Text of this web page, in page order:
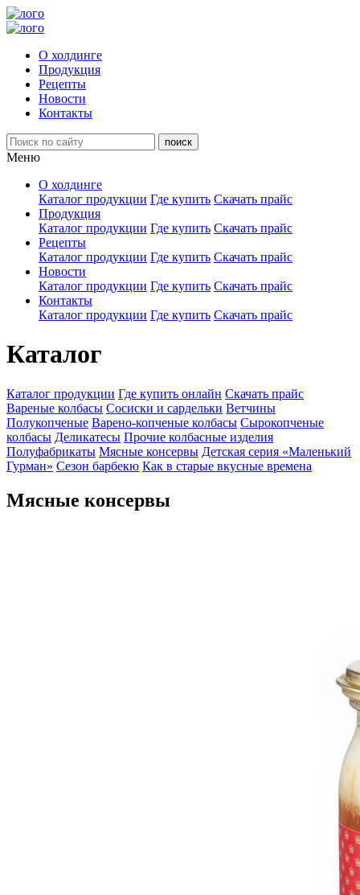
О холдинге
Продукция
Рецепты
Новости
Контакты
Меню
О холдинге
Каталог продукции Где купить Скачать прайс
Продукция
Каталог продукции Где купить Скачать прайс
Рецепты
Каталог продукции Где купить Скачать прайс
Новости
Каталог продукции Где купить Скачать прайс
Контакты
Каталог продукции Где купить Скачать прайс
Каталог
Каталог продукции Где купить онлайн Скачать прайс
Вареные колбасы Сосиски и сардельки Ветчины
Полукопченые Варено-копченые колбасы Сырокопченые
колбасы Деликатесы Прочие колбасные изделия
Полуфабрикаты Мясные консервы Детская серия «Маленький
Гурман» Сезон барбекю Как в старые вкусные времена
Мясные консервы